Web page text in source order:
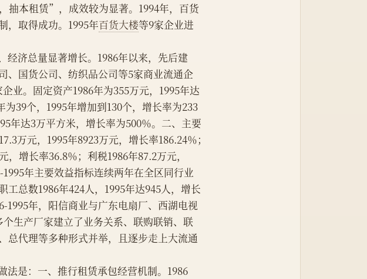
抽本租赁”，成效较为显著。1994年，百货
取得成功。1995年百货大楼等9家企业进
、经济总量显著增长。1986年以来，先后建
、国货公司、纺织品公司等5家商业流通企
业。固定资产1986年为355万元，1995年达
39个，1995年增加到130个，增长率为233
年达3万平方米，增长率为500％。二、主要
万元，1995年8923万元，增长率186.24％；
，增长率36.8％；利税1986年87.2万元，
年主要效益指标连续两年在全区同行业
总数1986年424人，1995年达945人，增长
1995年，阳信商业与广东电扇厂、西湖电视
个生产厂家建立了业务关系、联购联销、联
总代理等多种形式并举，且逐步走上大流通
做法是：一、推行租赁承包经营机制。1986